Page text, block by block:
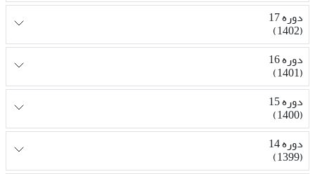
دوره 17
(1402)
دوره 16
(1401)
دوره 15
(1400)
دوره 14
(1399)